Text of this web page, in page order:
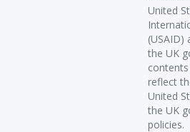
United
(USAID)
the UK
reflect
United
the UK
policies.